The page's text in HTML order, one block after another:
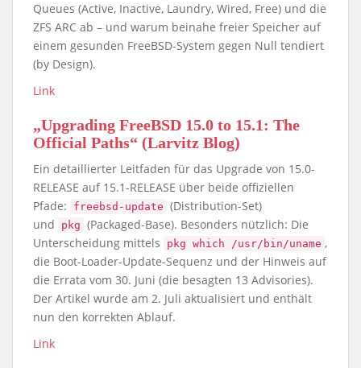
Queues (Active, Inactive, Laundry, Wired, Free) und die
ZFS ARC ab – und warum beinahe freier Speicher auf
einem gesunden FreeBSD-System gegen Null tendiert
(by Design).
Link
„Upgrading FreeBSD 15.0 to 15.1: The
Official Paths“ (Larvitz Blog)
Ein detaillierter Leitfaden für das Upgrade von 15.0-
RELEASE auf 15.1-RELEASE über beide offiziellen
Pfade:
freebsd-update (Distribution-Set)
und
pkg (Packaged-Base). Besonders nützlich: Die
Unterscheidung mittels
pkg which /usr/bin/uname ,
die Boot-Loader-Update-Sequenz und der Hinweis auf
die Errata vom 30. Juni (die besagten 13 Advisories).
Der Artikel wurde am 2. Juli aktualisiert und enthält
nun den korrekten Ablauf.
Link